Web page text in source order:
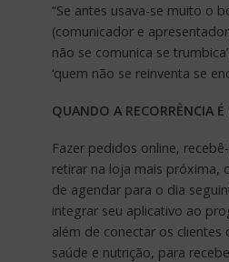
“Se antes usava-se muito o
(comunicador e
não se comunica se
‘quem não se reinventa se
QUANDO A RECORRÊNCIA
Fazer pedidos online,
retirar na loja mais próxima,
de agendar para o dia
integrar seu aplicativo ao
além de conectar os clientes
saúde e nutrição, para